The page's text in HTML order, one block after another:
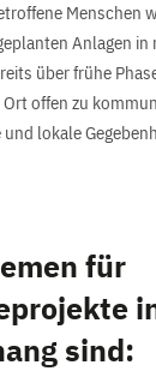
Menschen
Anlagen in
über frühe
offen zu
lokale
für
sind: